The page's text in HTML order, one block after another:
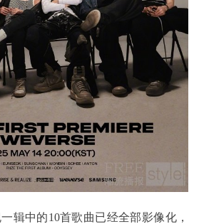
中的10首歌曲已经全部影像化，